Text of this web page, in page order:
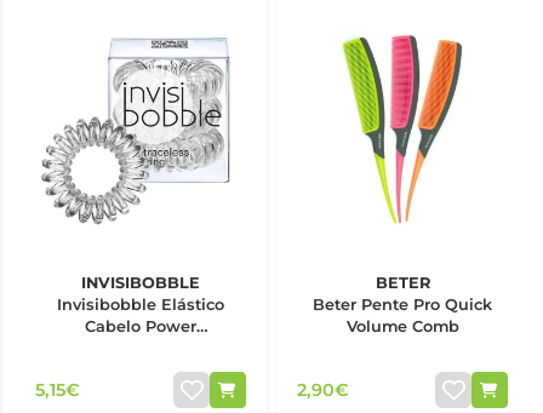
INVISIBOBBLE
Invisibobble Elástico
Cabelo Power
5,15€
BETER
Beter Pente Pro Quick
Volume Comb
2,90€